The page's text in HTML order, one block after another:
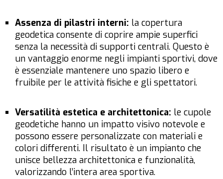
Assenza di pilastri interni: la copertura
geodetica consente di coprire ampie superfici
senza la necessità di supporti centrali. Questo è
un vantaggio enorme negli impianti sportivi, dove
è essenziale mantenere uno spazio libero e
fruibile per le attività fisiche e gli spettatori.
Versatilità estetica e architettonica: le cupole
geodetiche hanno un impatto visivo notevole e
possono essere personalizzate con materiali e
colori differenti. Il risultato è un impianto che
unisce bellezza architettonica e funzionalità,
valorizzando l’intera area sportiva.